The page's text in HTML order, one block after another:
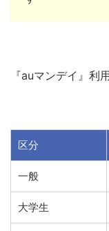
『auマンデイ』利
区分
一般
大学生